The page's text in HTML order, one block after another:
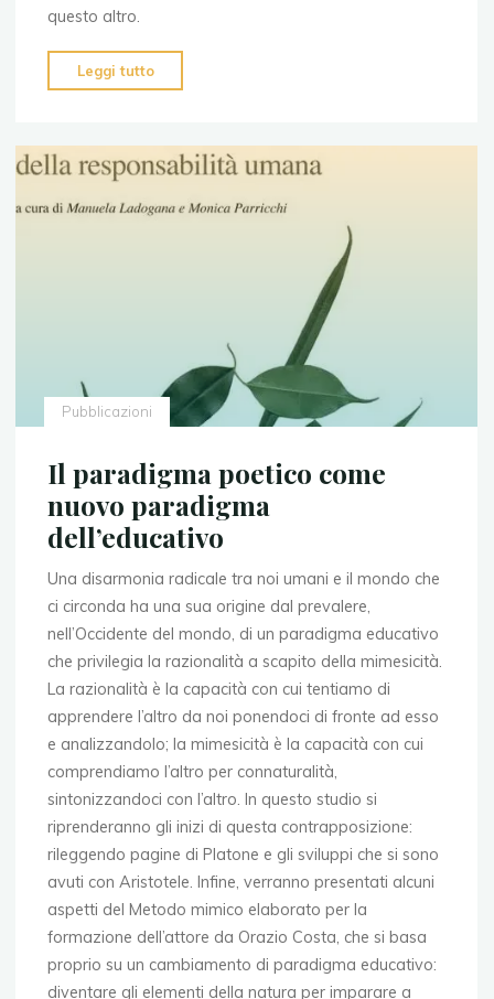
questo altro.
Leggi tutto
formazione
una
società
della
Pubblicazioni
Il paradigma poetico come
nuovo paradigma
dell’educativo
Una disarmonia radicale tra noi umani e il mondo che
ci circonda ha una sua origine dal prevalere,
nell’Occidente del mondo, di un paradigma educativo
che privilegia la razionalità a scapito della mimesicità.
La razionalità è la capacità con cui tentiamo di
apprendere l’altro da noi ponendoci di fronte ad esso
e analizzandolo; la mimesicità è la capacità con cui
comprendiamo l’altro per connaturalità,
sintonizzandoci con l’altro. In questo studio si
riprenderanno gli inizi di questa contrapposizione:
rileggendo pagine di Platone e gli sviluppi che si sono
avuti con Aristotele. Infine, verranno presentati alcuni
aspetti del Metodo mimico elaborato per la
formazione dell’attore da Orazio Costa, che si basa
proprio su un cambiamento di paradigma educativo:
diventare gli elementi della natura per imparare a